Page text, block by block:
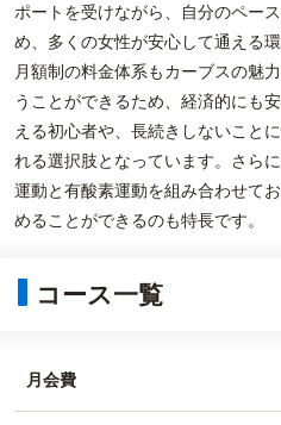
ポートを受けながら、自分のペー
め、多くの女性が安心して通える
月額制の料金体系もカーブスの魅
うことができるため、経済的にも
える初心者や、長続きしないこと
れる選択肢となっています。さら
運動と有酸素運動を組み合わせて
めることができるのも特長です。
コース一覧
月会費